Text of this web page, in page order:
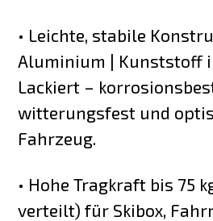
• Leichte, stabile
Aluminium | Kunststoff
Lackiert –
witterungsfest und
Fahrzeug.
• Hohe Tragkraft bis 75
verteilt) für Skibox,